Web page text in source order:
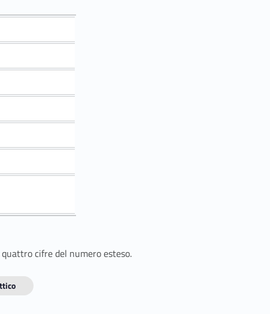
cifre del numero esteso.